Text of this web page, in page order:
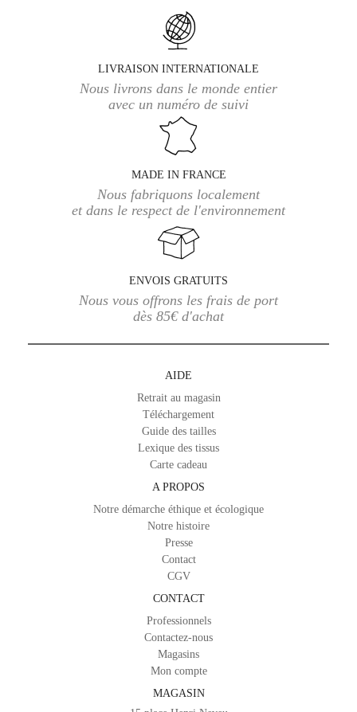
LIVRAISON INTERNATIONALE
Nous livrons dans le monde entier
avec un numéro de suivi
MADE IN FRANCE
Nous fabriquons localement
et dans le respect de l'environnement
ENVOIS GRATUITS
Nous vous offrons les frais de port
dès 85€ d'achat
AIDE
Retrait au magasin
Téléchargement
Guide des tailles
Lexique des tissus
Carte cadeau
A PROPOS
Notre démarche éthique et écologique
Notre histoire
Presse
Contact
CGV
CONTACT
Professionnels
Contactez-nous
Magasins
Mon compte
MAGASIN